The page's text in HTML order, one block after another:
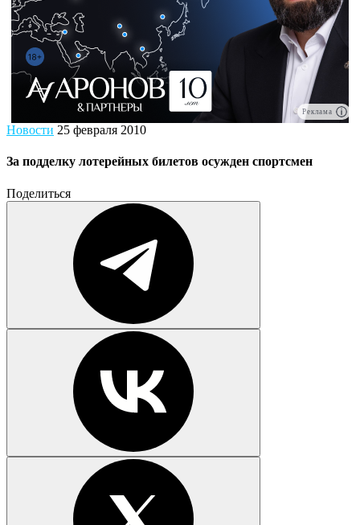
Реклама
Новости 25 февраля 2010
За подделку лотерейных билетов осужден спортсмен
Поделиться